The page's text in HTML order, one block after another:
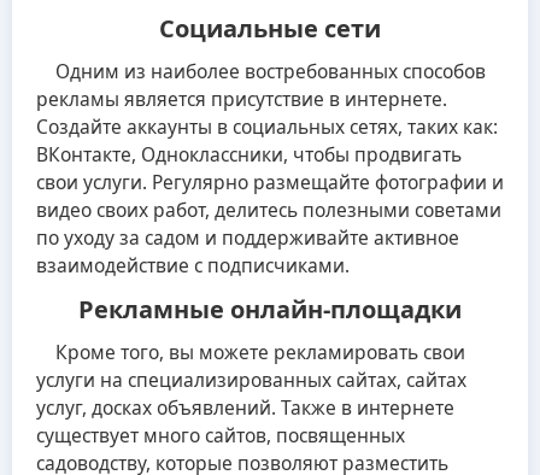
Социальные сети
Одним из наиболее востребованных способов
рекламы является присутствие в интернете.
Создайте аккаунты в социальных сетях, таких как:
ВКонтакте, Одноклассники, чтобы продвигать
свои услуги. Регулярно размещайте фотографии и
видео своих работ, делитесь полезными советами
по уходу за садом и поддерживайте активное
взаимодействие с подписчиками.
Рекламные онлайн-площадки
Кроме того, вы можете рекламировать свои
услуги на специализированных сайтах, сайтах
услуг, досках объявлений. Также в интернете
существует много сайтов, посвященных
садоводству, которые позволяют разместить